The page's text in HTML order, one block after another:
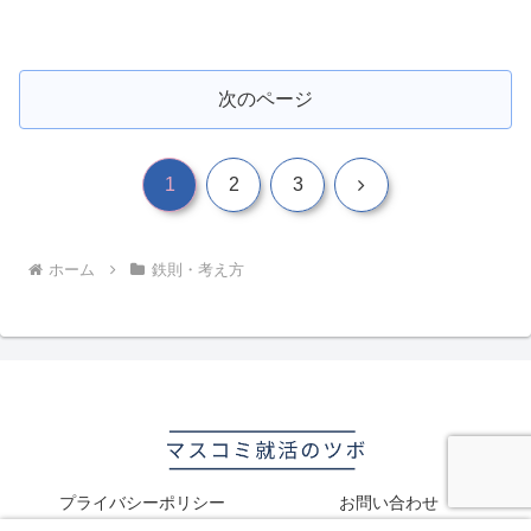
次のページ
1 2 3 次
ホーム 鉄則・考え方
プライバシーポリシー お問い合わせ